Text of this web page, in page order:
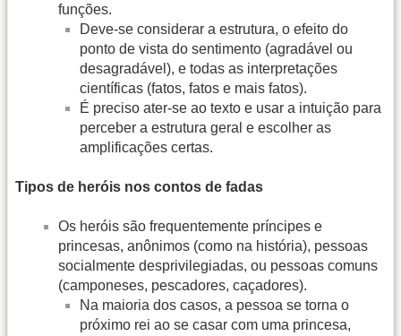
funções.
Deve-se considerar a estrutura, o efeito do
ponto de vista do sentimento (agradável ou
desagradável), e todas as interpretações
científicas (fatos, fatos e mais fatos).
É preciso ater-se ao texto e usar a intuição para
perceber a estrutura geral e escolher as
amplificações certas.
Tipos de heróis nos contos de fadas
Os heróis são frequentemente príncipes e
princesas, anônimos (como na história), pessoas
socialmente desprivilegiadas, ou pessoas comuns
(camponeses, pescadores, caçadores).
Na maioria dos casos, a pessoa se torna o
próximo rei ao se casar com uma princesa,